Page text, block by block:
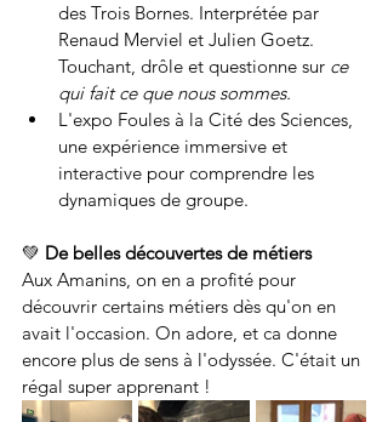
des Trois Bornes. Interprétée par
Renaud Merviel et Julien Goetz.
Touchant, drôle et questionne sur ce
qui fait ce que nous sommes.
L'expo Foules à la Cité des Sciences,
une expérience immersive et
interactive pour comprendre les
dynamiques de groupe.
💚 De belles découvertes de métiers
Aux Amanins, on en a profité pour
découvrir certains métiers dès qu'on en
avait l'occasion. On adore, et ca donne
encore plus de sens à l'odyssée. C'était un
régal super apprenant !